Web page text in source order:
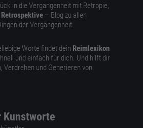
in die Vergangenheit mit Retropie,
– Blog zu allen
der Vergangenheit.
Worte findet dein Reimlexikon
und einfach für dich. Und hilft dir
Verdrehen und Generieren von
Kunstworte